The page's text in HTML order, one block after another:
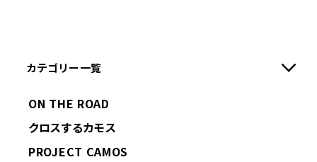
カテゴリー一覧
ON THE ROAD
クロスするカモス
PROJECT CAMOS